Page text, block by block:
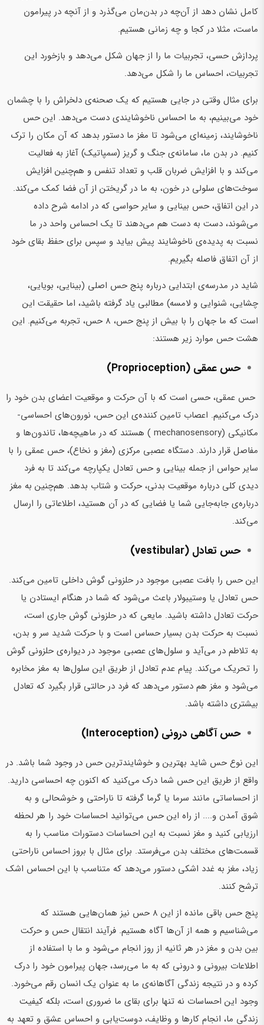
کامل نشان دهد از آن‌چه در بدن‌مان می‌گذرد و از آنچه در پیرامون
ماست، مثلا در کجا و چه زمانی هستیم.
پردازش حسی، تجربیات ما را از جهان شکل می‌دهد و بازخورد این
تجربیات، احساس‌ ما را شکل می‌دهد.
برای مثال وقتی در جایی هستیم که یک صحنه‌ی دلخراش را با چشمان
خود می‌بینیم، به ما احساس ناخوشایندی دست می‌دهد. این حس
ناخوشایند، زمینه‌ای می‌شود تا مغز ما دستور بدهد که آن مکان را ترک
کنیم. در بدن ما، سامانه‌ی جنگ و گریز (سمپاتیک) آغاز به فعالیت
می‌کند و با افزایش ضربان قلب و تعداد تنفس و هم‌چنین افزایش
سوخت‌های سلولی در خون، به ما در گریختن از آن فضا کمک می‌کند.
در این اتفاق، حس بینایی و سایر حواسی که در ادامه شرح داده
می‌شوند، دست به دست هم می‌دهند تا یک احساس واحد در ما
نسبت به پدیده‌ی ناخوشایند پیش بیاید و سپس برای حفظ بقای خود
از آن اتفاق فاصله بگیریم.
شاید در مدرسه‌ی ابتدایی درباره پنج حس اصلی (بینایی، بویایی،
چشایی، شنوایی و لامسه) مطالبی یاد گرفته باشید، اما حقیقت این
است که ما جهان را با بیش از پنج حس، 8 حس، تجربه می‌کنیم. این
هشت حس موارد زیر هستند:
حس عمقی (Proprioception)
حس عمقی، حسی است که با آن حرکت و موقعیت اعضای بدن خود را
درک می‌کنیم. اعصاب تامین کننده‌ی این حس، نورون‌های احساسی-
مکانیکی (mechanosensory ) هستند که در ماهیچه‌ها، تاندون‌ها و
مفاصل قرار دارند. دستگاه عصبی مرکزی (مغز و نخاع)، حس عمقی را با
سایر حواس از جمله بینایی و حس تعادل یکپارچه می‌کند تا به فرد
دیدی کلی درباره موقعیت بدنی، حرکت و شتاب بدهد. هم‌چنین به مغز
درباره‌ی جابه‌جایی شما یا فضایی که در آن هستید، اطلاعاتی را ارسال
می‌کند.
حس تعادل (vestibular)
این حس را بافت عصبی موجود در حلزونی گوش داخلی تامین می‌کند.
حس تعادل یا وستیبولار باعث می‌شود که شما در هنگام ایستادن یا
حرکت تعادل داشته باشید. مایعی که در حلزونی گوش جاری است،
نسبت به حرکت بدن بسیار حساس است و با حرکت شدید سر و بدن،
به تلاطم در می‌آید و سلول‌های عصبی موجود در دیواره‌ی حلزونی گوش
را تحریک می‌کند. پیام عدم تعادل از طریق این سلول‌ها به مغز مخابره
می‌شود و مغز هم دستور می‌دهد که فرد در حالتی قرار بگیرد که تعادل
بیشتری داشته باشد.
حس آگاهی درونی (Interoception)
این نوع حس شاید بهترین و خوشایندترین حس در وجود شما باشد. در
واقع از طریق این حس شما درک می‌کنید که اکنون چه احساسی دارید.
از احساساتی مانند سرما یا گرما گرفته تا ناراحتی و خوشحالی و به
شوق آمدن و.... از راه این حس می‌توانید احساسات خود را هر لحظه
ارزیابی کنید و مغز نسبت به این احساسات دستورات مناسب را به
قسمت‌های مختلف بدن می‌فرستد. برای مثال با بروز احساس ناراحتی
زیاد، مغز به غدد اشکی دستور می‌دهد که متناسب با این احساس اشک
ترشح کنند.
پنج حس باقی مانده از این 8 حس نیز همان‌هایی هستند که
می‌شناسیم و همه از آن‌ها آگاه هستیم. فرآیند انتقال حس و حرکت
بین بدن و مغز در هر ثانیه از روز انجام می‌شود و ما با استفاده از
اطلاعات بیرونی و درونی که به ما می‌رسد، جهان پیرامون خود را درک
کرده و در نتیجه زندگی آگاهانه‌ی ما به عنوان یک انسان رقم می‌خورد.
وجود این احساسات نه تنها برای بقای ما ضروری است، بلکه کیفیت
زندگی ما، انجام کارها و وظایف، دوست‌یابی و احساس عشق و تعهد به